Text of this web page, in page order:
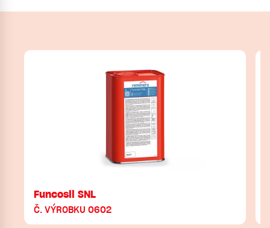
Funcosil SNL
Č. VÝROBKU 0602